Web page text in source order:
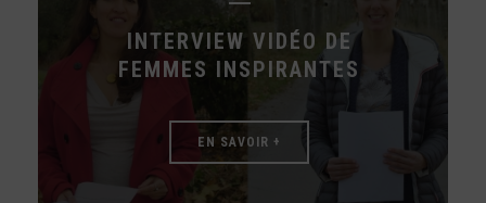
INTERVIEW VIDÉO DE
FEMMES INSPIRANTES
EN SAVOIR +